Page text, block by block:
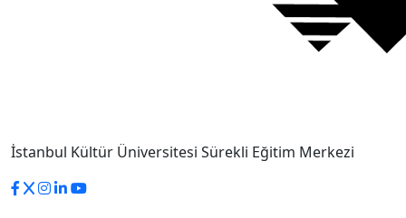
İstanbul Kültür Üniversitesi Sürekli Eğitim Merkezi